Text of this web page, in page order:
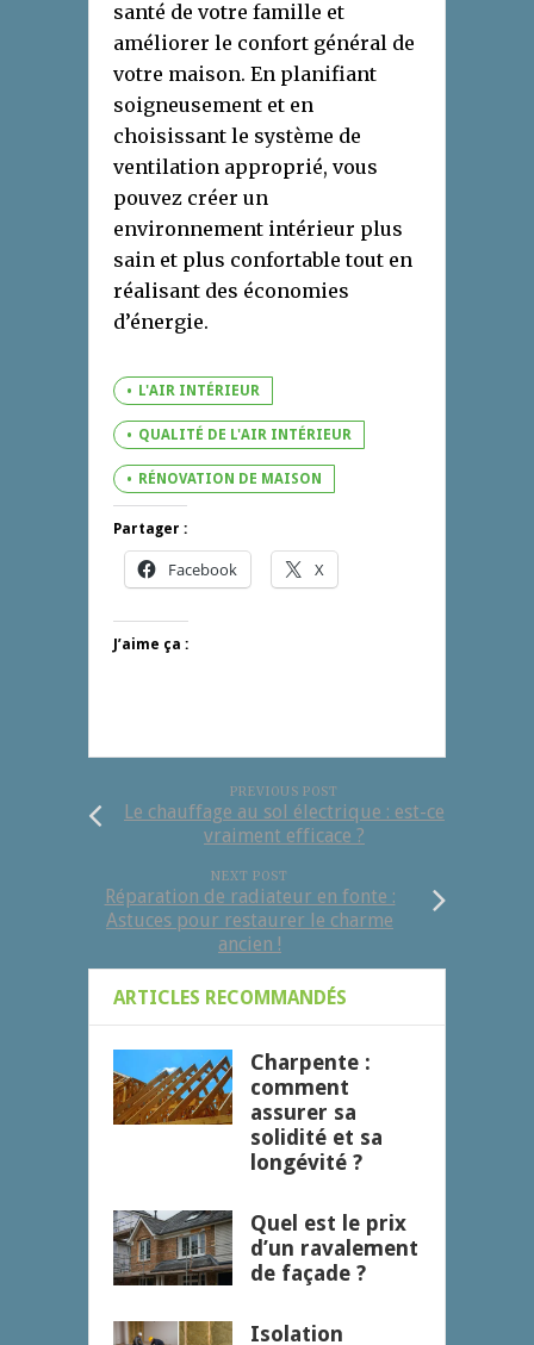
santé de votre famille et
améliorer le confort général de
votre maison. En planifiant
soigneusement et en
choisissant le système de
ventilation approprié, vous
pouvez créer un
environnement intérieur plus
sain et plus confortable tout en
réalisant des économies
d’énergie.
L'AIR INTÉRIEUR
QUALITÉ DE L'AIR INTÉRIEUR
RÉNOVATION DE MAISON
Partager :
Facebook X
J’aime ça :
PREVIOUS POST
Le chauffage au sol électrique : est-ce
vraiment efficace ?
NEXT POST
Réparation de radiateur en fonte :
Astuces pour restaurer le charme
ancien !
ARTICLES RECOMMANDÉS
Charpente :
comment
assurer sa
solidité et sa
longévité ?
Quel est le prix
d’un ravalement
de façade ?
Isolation